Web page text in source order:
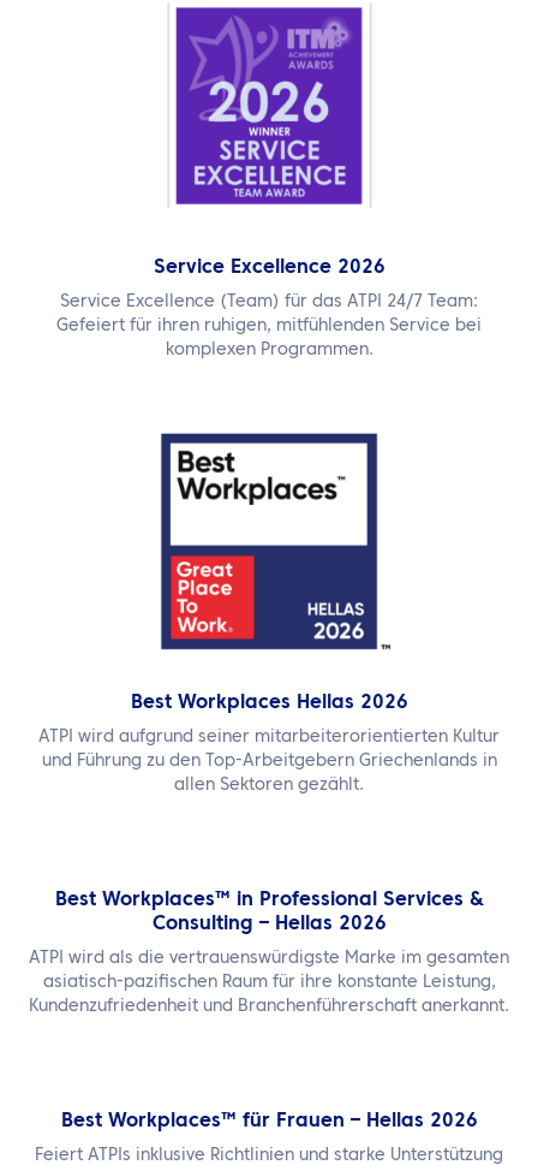
Service Excellence 2026
Service Excellence (Team) für das ATPI 24/7 Team:
Gefeiert für ihren ruhigen, mitfühlenden Service bei
komplexen Programmen.
Best Workplaces Hellas 2026
ATPI wird aufgrund seiner mitarbeiterorientierten Kultur
und Führung zu den Top-Arbeitgebern Griechenlands in
allen Sektoren gezählt.
Best Workplaces™ in Professional Services &
Consulting – Hellas 2026
ATPI wird als die vertrauenswürdigste Marke im gesamten
asiatisch-pazifischen Raum für ihre konstante Leistung,
Kundenzufriedenheit und Branchenführerschaft anerkannt.
Best Workplaces™ für Frauen – Hellas 2026
Feiert ATPIs inklusive Richtlinien und starke Unterstützung